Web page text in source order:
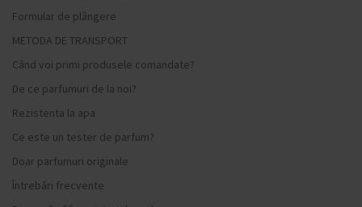
Formular de plângere
METODA DE TRANSPORT
Când voi primi produsele comandate?
De ce parfumuri de la noi?
Rezistenta la apa
Ce este un tester de parfum?
Doar parfumuri originale
Întrebări frecvente